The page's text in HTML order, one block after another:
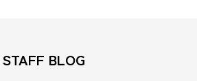
STAFF BLOG